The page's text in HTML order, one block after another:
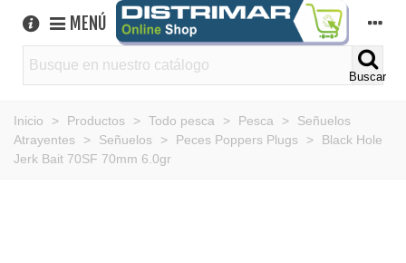
MENÚ
Buscar
Inicio > Productos > Todo pesca > Pesca >
Señuelos
Atrayentes
> Señuelos > Peces Poppers Plugs >
Black Hole
Jerk Bait 70SF 70mm 6.0gr